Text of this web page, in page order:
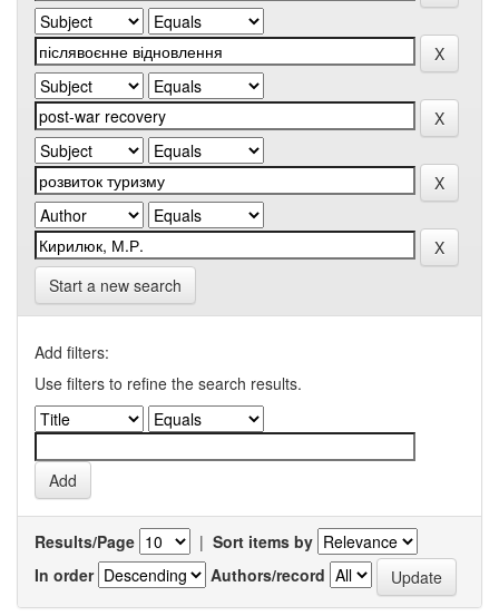
Start a new search
Add filters:
Use filters to refine the search results.
Results/Page | Sort items by
In order
Authors/record